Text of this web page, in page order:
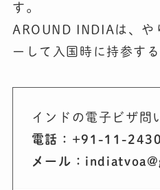
す。
AROUND INDIAは、や
ーして入国時に持参す
インドの電子ビザ問
電話：+91-11-
メール：